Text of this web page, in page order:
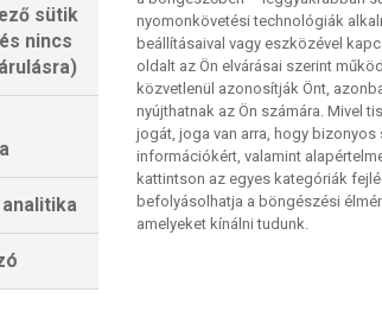
legjobb hazai mérleggel szeretne ismét
rajtja után, három meccsen 9-ből 7 pontot szerzett
elleni sikerrel. Juric tanítványai már négy
is tudnának előzni a táblázaton. Ugyanakkor a
is le kellene vetniük.
vissza , Jesper Karlsson (térdsérülés) és Soumaoro
benne, Lewis Ferguson és Joshua Zirkzee
javítja veretlen sorozatát a Torino ellen.
kihagyni kénytelen keresztszalag-szakadása
sütik
nincs
nyomonkövetési technológiák
beállításaival vagy eszközével
oldalt az Ön elvárásai szerint
közvetlenül azonosítják Önt,
nyújthatnak az Ön számára. Mivel
jogát, joga van arra, hogy
információkért, valamint
kattintson az egyes kategóriák
befolyásolhatja a böngészési
amelyeket kínálni tudunk.